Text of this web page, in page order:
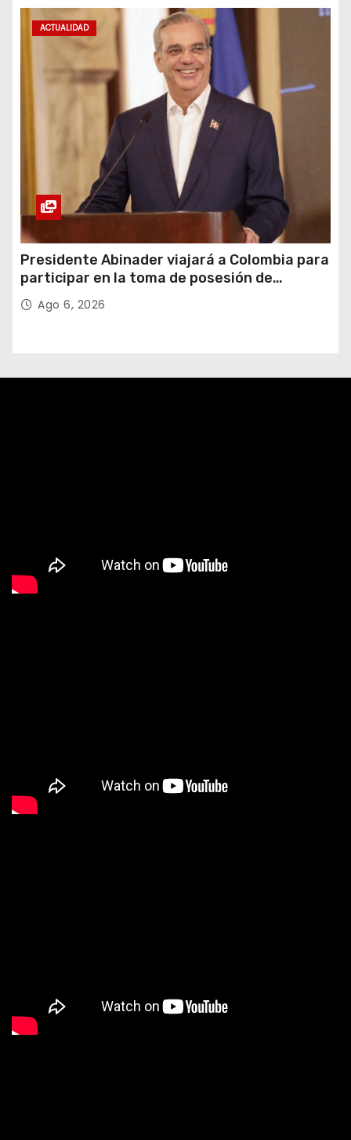
ACTUALIDAD
Presidente Abinader viajará a Colombia para
participar en la toma de posesión de
Abelardo de la Espriella
Ago 6, 2026